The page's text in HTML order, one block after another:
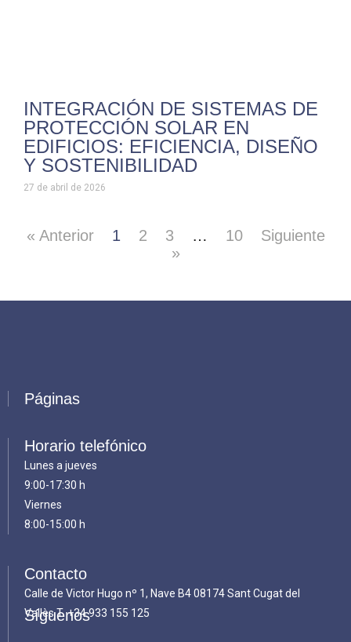
INTEGRACIÓN DE SISTEMAS DE
PROTECCIÓN SOLAR EN
EDIFICIOS: EFICIENCIA, DISEÑO
Y SOSTENIBILIDAD
27 de abril de 2026
« Anterior 1 2 3 … 10
Siguiente
»
Páginas
Horario telefónico
Lunes a jueves
9:00-17:30 h
Viernes
8:00-15:00 h
Contacto
Calle de Victor Hugo nº 1, Nave B4 08174 Sant Cugat del
Vallès T.+34 933 155 125
Síguenos